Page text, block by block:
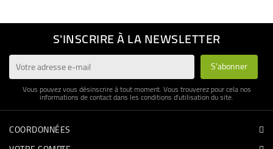
S'INSCRIRE À LA NEWSLETTER
Vous pouvez vous désinscrire à tout moment. Vous trouverez pour cela nos
informations de contact dans les conditions d'utilisation du site.
COORDONNÉES